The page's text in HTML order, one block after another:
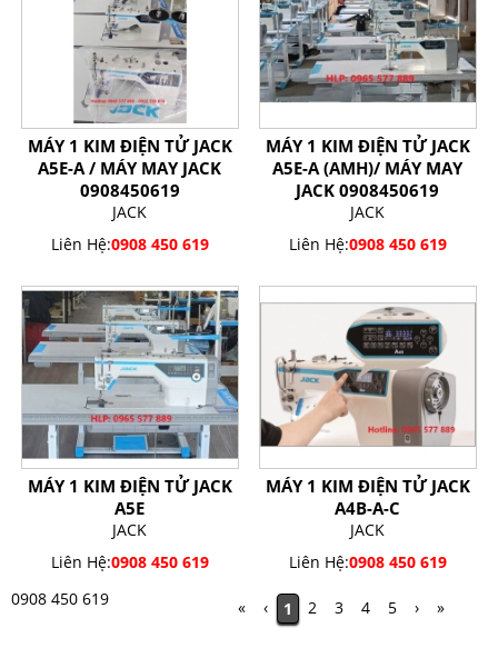
MÁY 1 KIM ĐIỆN TỬ JACK
A5E-A / MÁY MAY JACK
0908450619
JACK
Liên Hệ:0908 450 619
MÁY 1 KIM ĐIỆN TỬ JACK
A5E-A (AMH)/ MÁY MAY
JACK 0908450619
JACK
Liên Hệ:0908 450 619
MÁY 1 KIM ĐIỆN TỬ JACK
A5E
JACK
Liên Hệ:0908 450 619
MÁY 1 KIM ĐIỆN TỬ JACK
A4B-A-C
JACK
Liên Hệ:0908 450 619
« ‹ 1 2 3 4 5 › »
0908 450 619